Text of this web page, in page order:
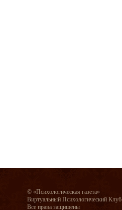
© «Психологическая газета»
Виртуальный Психологический Клуб
Все права защищены